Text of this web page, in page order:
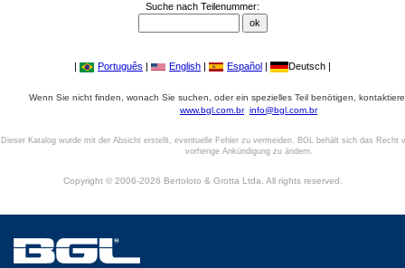
Suche nach Teilenummer:
| Português | English | Español | Deutsch |
Wenn Sie nicht finden, wonach Sie suchen, oder ein spezielles Teil benötigen,
www.bgl.com.br info@bgl.com.br
Dieser Katalog wurde mit der Absicht erstellt, eventuelle Fehler zu vermeiden. BGL behält sich das Recht
vorherige Ankündigung zu ändern.
Copyright © 2006-2026 Bertoloto & Grotta Ltda. All rights reserved.